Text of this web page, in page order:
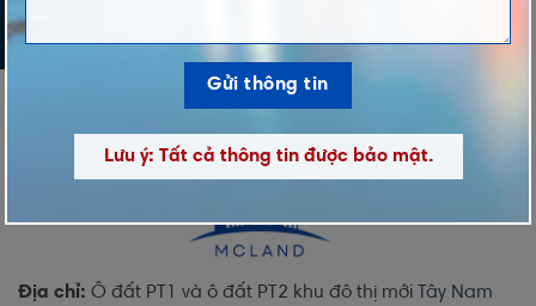
Địa chỉ: Ô đất PT1 và ô đất PT2 khu đô thị mới
Tây Nam
Lưu ý: Tất cả thông tin được bảo mật.